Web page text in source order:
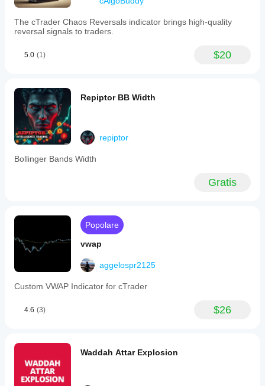
The cTrader Chaos Reversals indicator brings high-quality
reversal signals to traders.
5.0 (1) $20
Repiptor BB Width
repiptor
Bollinger Bands Width
Gratis
Popolare
vwap
aggelospr2125
Custom VWAP Indicator for cTrader
4.6 (3) $26
Waddah Attar Explosion